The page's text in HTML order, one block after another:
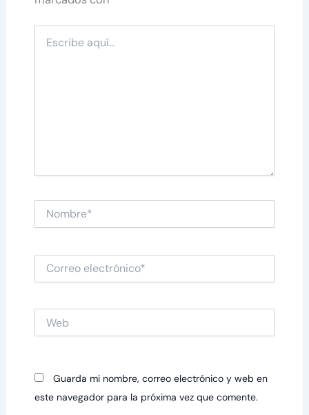
aquí...
Nombre*
electrónico*
Guarda mi nombre, correo electrónico y web en
este navegador para la próxima vez que comente.